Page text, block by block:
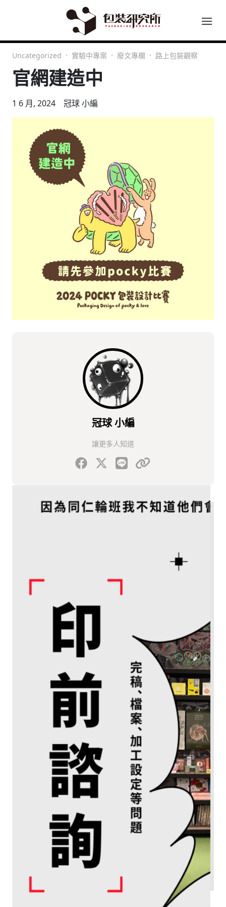
Uncategorized 實驗中專案 廢文專欄 路上包裝觀察
官網建造中
1 6 月, 2024 冠球 小編
冠球 小編
讓更多人知道